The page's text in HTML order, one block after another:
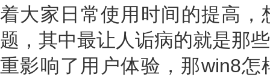
着大家日常使用时间的提高
题，其中最让人诟病的就是那
重影响了用户体验，那win8